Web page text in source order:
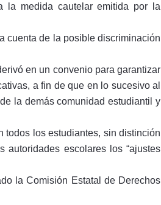
la medida cautelar emitida por la
cuenta de la posible discriminación
en un convenio para garantizar
a fin de que en lo sucesivo al
la demás comunidad estudiantil y
todos los estudiantes, sin distinción
escolares los “ajustes
la Comisión Estatal de Derechos